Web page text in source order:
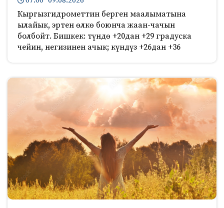
Кыргызгидрометтин берген маалыматына
ылайык, эртен өлкө боюнча жаан-чачын
болбойт. Бишкек: түндө +20дан +29 градуска
чейин, негизинен ачык; күндүз +26дан +36